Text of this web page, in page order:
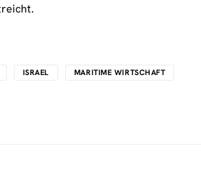
ISRAEL MARITIME WIRTSCHAFT